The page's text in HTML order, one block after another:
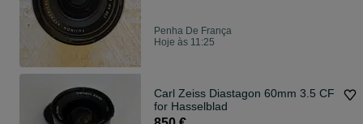
Penha De França
Hoje às 11:25
Carl Zeiss Diastagon 60mm 3.5 CF
for Hasselblad